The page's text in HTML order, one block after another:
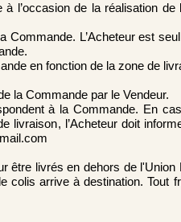
l’occasion de la réalisation
L’Acheteur est
en fonction de la zone de
la Commande par le Vendeur.
à la Commande. En
livraison, l’Acheteur doit
être livrés en dehors de
arrive à destination. Tout